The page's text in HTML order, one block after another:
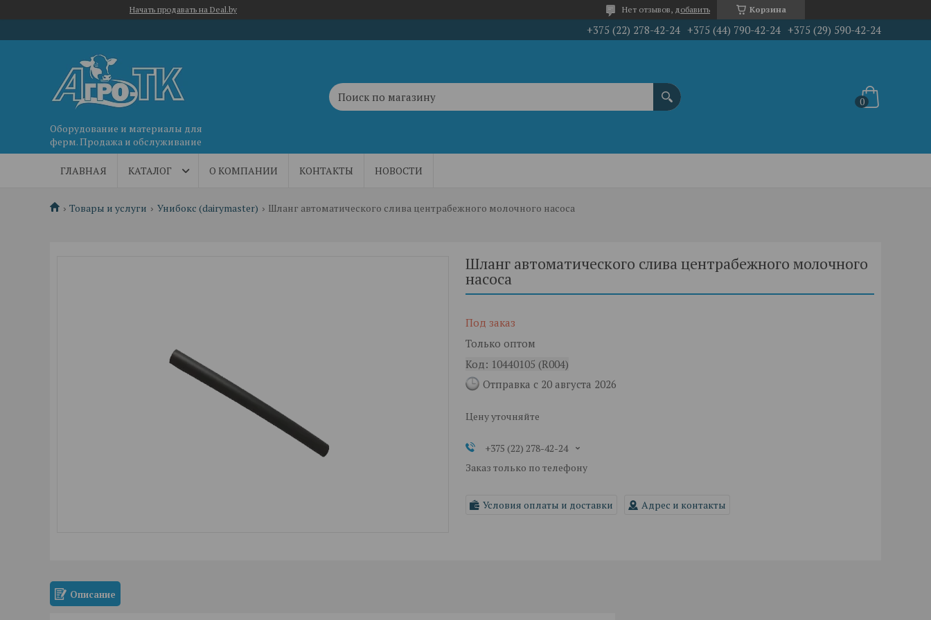
Начать продавать на Deal.by Корзина
Нет отзывов, добавить
+375 (22) 278-42-24 +375 (44) 790-42-24 +375 (29) 590-42-24
Оборудование и материалы для
ферм. Продажа и обслуживание
ГЛАВНАЯ КАТАЛОГ О КОМПАНИИ КОНТАКТЫ НОВОСТИ
Товары и услуги Унибокс (dairymaster) Шланг автоматического слива центрабежного молочного насоса
Шланг автоматического слива центрабежного молочного
насоса
Под заказ
Только оптом
Код: 10440105 (R004)
Отправка с 20 августа 2026
Цену уточняйте
+375 (22) 278-42-24
Заказ только по телефону
Условия оплаты и доставки Адрес и контакты
Описание